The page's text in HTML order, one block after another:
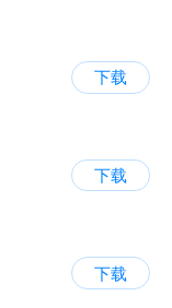
下载
下载
下载